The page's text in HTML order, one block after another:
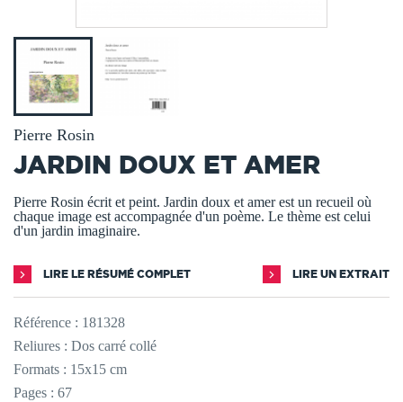
Pierre Rosin
JARDIN DOUX ET AMER
Pierre Rosin écrit et peint. Jardin doux et amer est un recueil où
chaque image est accompagnée d'un poème. Le thème est celui
d'un jardin imaginaire.
LIRE LE RÉSUMÉ COMPLET LIRE UN EXTRAIT
Référence : 181328
Reliures : Dos carré collé
Formats : 15x15 cm
Pages : 67